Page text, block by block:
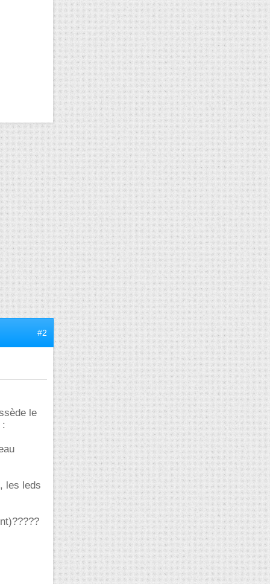
#2
le
:
les leds